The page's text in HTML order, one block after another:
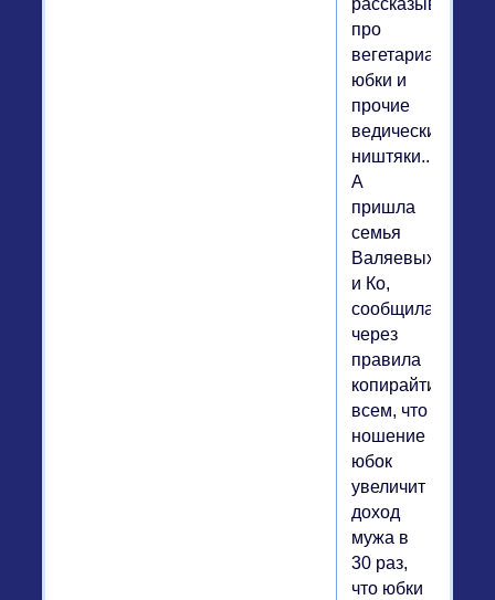
рассказывали
про
вегетарианство,
юбки и
прочие
ведические
ништяки..
А
пришла
семья
Валяевых
и Ко,
сообщила
через
правила
копирайтинга
всем, что
ношение
юбок
увеличит
доход
мужа в
30 раз,
что юбки